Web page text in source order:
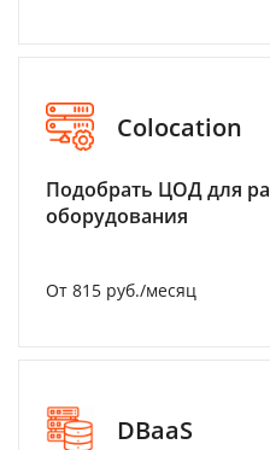
Colocation
Подобрать ЦОД для
оборудования
От 815 руб./месяц
DBaaS